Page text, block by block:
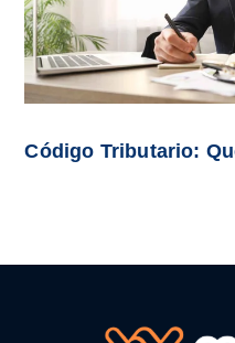
Código Tributario: